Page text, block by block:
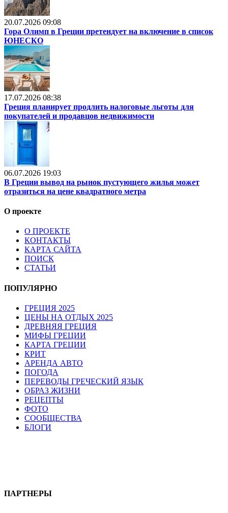
20.07.2026 09:08
Гора Олимп в Греции претендует на включение в список
ЮНЕСКО
17.07.2026 08:38
Греция планирует продлить налоговые льготы для
покупателей и продавцов недвижимости
06.07.2026 19:03
В Греции вывод на рынок пустующего жилья может
отразиться на цене квадратного метра
О проекте
О ПРОЕКТЕ
КОНТАКТЫ
КАРТА САЙТА
ПОИСК
СТАТЬИ
ПОПУЛЯРНО
ГРЕЦИЯ 2025
ЦЕНЫ НА ОТДЫХ 2025
ДРЕВНЯЯ ГРЕЦИЯ
МИФЫ ГРЕЦИИ
КАРТА ГРЕЦИИ
КРИТ
АРЕНДА АВТО
ПОГОДА
ПЕРЕВОДЫ ГРЕЧЕСКИЙ ЯЗЫК
ОБРАЗ ЖИЗНИ
РЕЦЕПТЫ
ФОТО
СООБЩЕСТВА
БЛОГИ
ПАРТНЕРЫ